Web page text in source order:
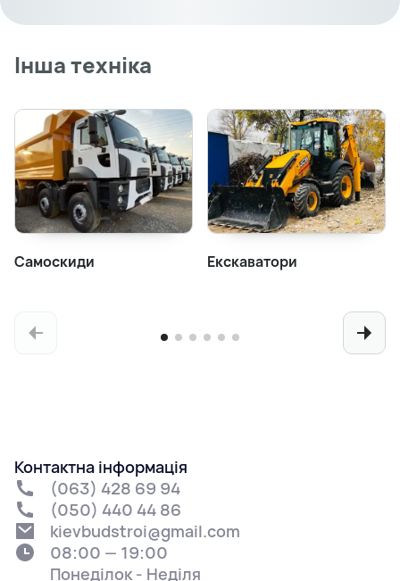
Інша техніка
Самоскиди Екскаватори
Контактна інформація
(063) 428 69 94
(050) 440 44 86
kievbudstroi@gmail.com
08:00 — 19:00
Понеділок - Неділя